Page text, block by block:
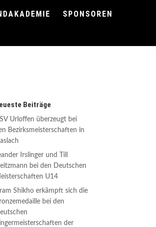
SPONSOREN
Beiträge
Urloffen überzeugt bei
Bezirksmeisterschaften in
Irslinger und Till
bei den Deutschen
U14
Shikho erkämpft sich die
bei den
der